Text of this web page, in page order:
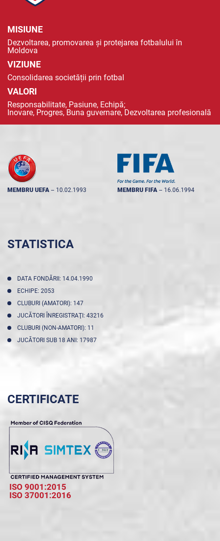
MISIUNE
Dezvoltarea, promovarea și protejarea fotbalului în
Moldova
VIZIUNE
Consolidarea societății prin fotbal
VALORI
Responsabilitate, Pasiune, Echipă;
Inovare, Progres, Buna guvernare, Dezvoltarea profesională
MEMBRU UEFA -- 10.02.1993 MEMBRU FIFA -- 16.06.1994
STATISTICA
DATA FONDĂRII: 14.04.1990
ECHIPE: 2053
CLUBURI (AMATORI): 147
JUCĂTORI ÎNREGISTRAŢI: 43216
CLUBURI (NON-AMATORI): 11
JUCĂTORI SUB 18 ANI: 17987
CERTIFICATE
ISO 9001:2015
ISO 37001:2016